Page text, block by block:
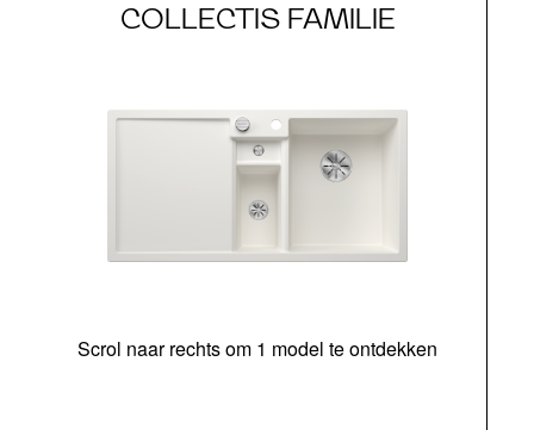
COLLECTIS FAMILIE
Scrol naar rechts om 1 model te ontdekken